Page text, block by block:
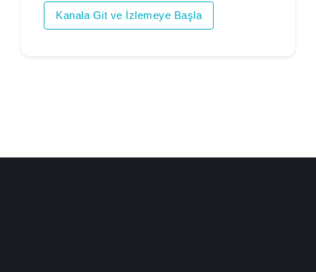
Kanala Git ve İzlemeye Başla